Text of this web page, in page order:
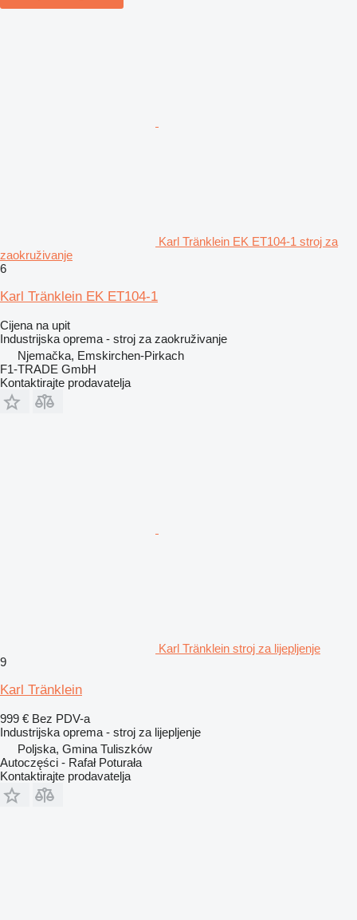
Karl Tränklein EK ET104-1 stroj za
zaokruživanje
6
Karl Tränklein EK ET104-1
Cijena na upit
Industrijska oprema - stroj za zaokruživanje
Njemačka, Emskirchen-Pirkach
F1-TRADE GmbH
Kontaktirajte prodavatelja
Karl Tränklein stroj za lijepljenje
9
Karl Tränklein
999 € Bez PDV-a
Industrijska oprema - stroj za lijepljenje
Poljska, Gmina Tuliszków
Autoczęści - Rafał Poturała
Kontaktirajte prodavatelja